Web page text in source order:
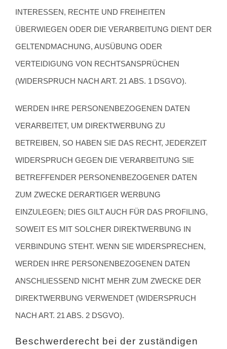
INTERESSEN, RECHTE UND FREIHEITEN
ÜBERWIEGEN ODER DIE VERARBEITUNG DIENT DER
GELTENDMACHUNG, AUSÜBUNG ODER
VERTEIDIGUNG VON RECHTSANSPRÜCHEN
(WIDERSPRUCH NACH ART. 21 ABS. 1 DSGVO).
WERDEN IHRE PERSONENBEZOGENEN DATEN
VERARBEITET, UM DIREKTWERBUNG ZU
BETREIBEN, SO HABEN SIE DAS RECHT, JEDERZEIT
WIDERSPRUCH GEGEN DIE VERARBEITUNG SIE
BETREFFENDER PERSONENBEZOGENER DATEN
ZUM ZWECKE DERARTIGER WERBUNG
EINZULEGEN; DIES GILT AUCH FÜR DAS PROFILING,
SOWEIT ES MIT SOLCHER DIREKTWERBUNG IN
VERBINDUNG STEHT. WENN SIE WIDERSPRECHEN,
WERDEN IHRE PERSONENBEZOGENEN DATEN
ANSCHLIESSEND NICHT MEHR ZUM ZWECKE DER
DIREKTWERBUNG VERWENDET (WIDERSPRUCH
NACH ART. 21 ABS. 2 DSGVO).
Beschwerde­recht bei der zuständigen